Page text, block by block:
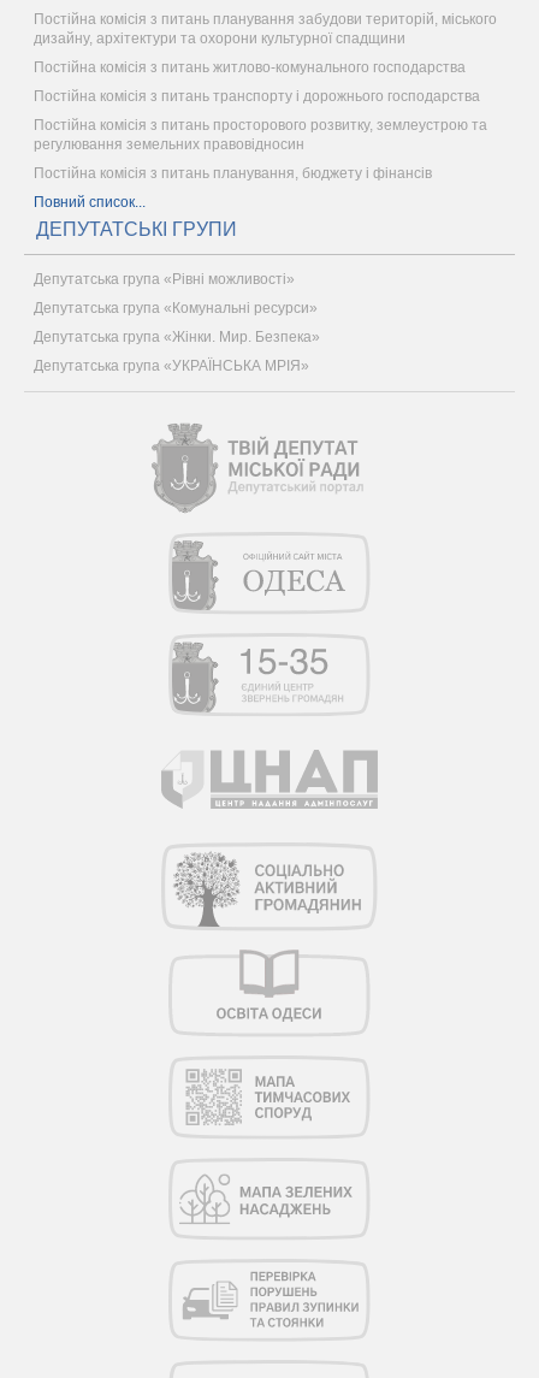
Постійна комісія з питань планування забудови територій, міського
дизайну, архітектури та охорони культурної спадщини
Постійна комісія з питань житлово-комунального господарства
Постійна комісія з питань транспорту і дорожнього господарства
Постійна комісія з питань просторового розвитку, землеустрою та
регулювання земельних правовідносин
Постійна комісія з питань планування, бюджету і фінансів
Повний список...
ДЕПУТАТСЬКІ ГРУПИ
Депутатська група «Рівні можливості»
Депутатська група «Комунальні ресурси»
Депутатська група «Жінки. Мир. Безпека»
Депутатська група «УКРАЇНСЬКА МРІЯ»